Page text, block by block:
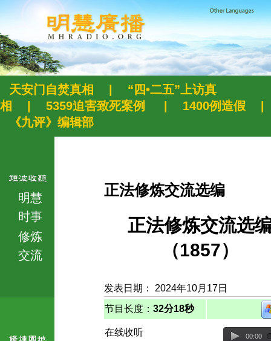
天安门自焚真相
“四•二五”上访真
相
5359迫害致死案例 1400例造假
《九评》编辑部
明慧
时事
修炼
交流
正法修炼交流选编
正法修炼交流选
（1857）
发表日期： 2024年10月17日
节目长度： 32分18秒
在线收听 00:00